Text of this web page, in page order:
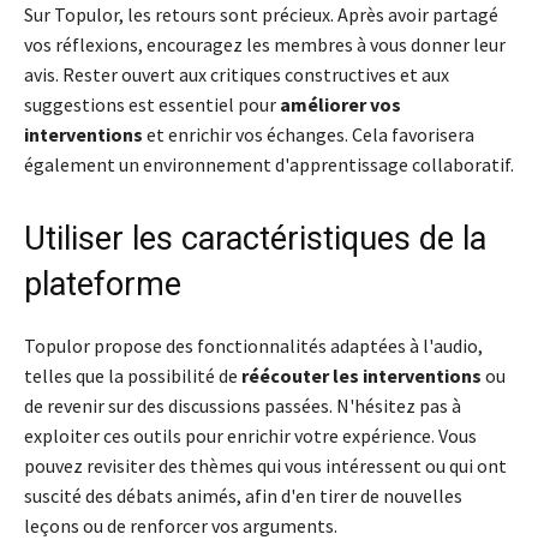
Sur Topulor, les retours sont précieux. Après avoir partagé
vos réflexions, encouragez les membres à vous donner leur
avis. Rester ouvert aux critiques constructives et aux
suggestions est essentiel pour améliorer vos
interventions et enrichir vos échanges. Cela favorisera
également un environnement d'apprentissage collaboratif.
Utiliser les caractéristiques de la
plateforme
Topulor propose des fonctionnalités adaptées à l'audio,
telles que la possibilité de réécouter les interventions ou
de revenir sur des discussions passées. N'hésitez pas à
exploiter ces outils pour enrichir votre expérience. Vous
pouvez revisiter des thèmes qui vous intéressent ou qui ont
suscité des débats animés, afin d'en tirer de nouvelles
leçons ou de renforcer vos arguments.